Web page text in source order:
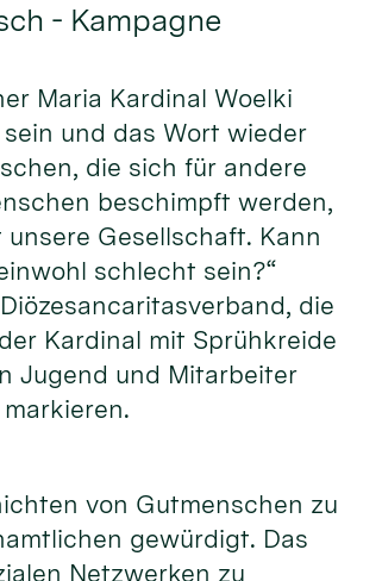
- Kampagne
Maria Kardinal Woelki
und das Wort wieder
die sich für andere
beschimpft werden,
Gesellschaft. Kann
schlecht sein?“
die
Kardinal mit Sprühkreide
Jugend und Mitarbeiter
von Gutmenschen zu
gewürdigt. Das
Netzwerken zu